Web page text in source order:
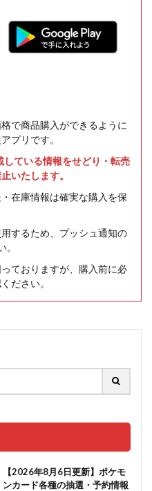
で商品購入ができるように
プリです。
ている情報をせどり・転売
いたします。
在庫情報は確実な購入を保
するため、プッシュ通知の
ておりますが、購入前に必
ださい。
【2026年8月6日更新】ポケモ
ンカード各種の抽選・予約情報